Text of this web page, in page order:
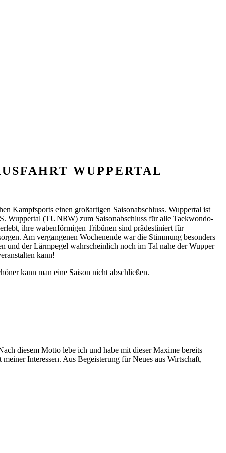
WUPPERTAL
Kampfsports einen großartigen Saisonabschluss. Wuppertal ist
Wuppertal (TUNRW) zum Saisonabschluss für alle Taekwondo-
ihre wabenförmigen Tribünen sind prädestiniert für
Am vergangenen Wochenende war die Stimmung besonders
und der Lärmpegel wahrscheinlich noch im Tal nahe der Wupper
kann!
kann man eine Saison nicht abschließen.
diesem Motto lebe ich und habe mit dieser Maxime bereits
Interessen. Aus Begeisterung für Neues aus Wirtschaft,